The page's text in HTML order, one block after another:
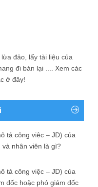
đảo, lấy tài liệu của
đi bán lại .... Xem các
ở đây!
tả công việc – JD) của
nhân viên là gì?
tả công việc – JD) của
đốc hoặc phó giám đốc